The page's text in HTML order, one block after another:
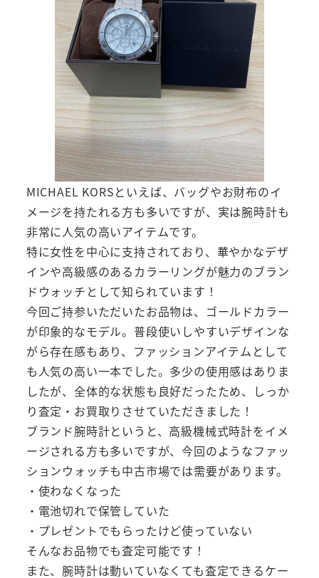
MICHAEL KORSといえば、バッグやお財布のイ
メージを持たれる方も多いですが、実は腕時計も
非常に人気の高いアイテムです。
特に女性を中心に支持されており、華やかなデザ
インや高級感のあるカラーリングが魅力のブラン
ドウォッチとして知られています！
今回ご持参いただいたお品物は、ゴールドカラー
が印象的なモデル。普段使いしやすいデザインな
がら存在感もあり、ファッションアイテムとして
も人気の高い一本でした。多少の使用感はありま
したが、全体的な状態も良好だったため、しっか
り査定・お買取りさせていただきました！
ブランド腕時計というと、高級機械式時計をイメ
ージされる方も多いですが、今回のようなファッ
ションウォッチも中古市場では需要があります。
・使わなくなった
・電池切れで保管していた
・プレゼントでもらったけど使っていない
そんなお品物でも査定可能です！
また、腕時計は動いていなくても査定できるケー